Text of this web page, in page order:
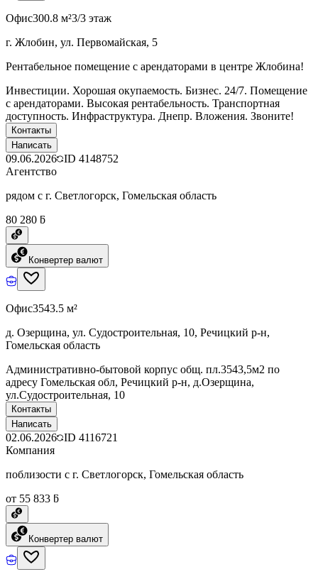
Офис300.8 м²3/3 этаж
г. Жлобин, ул. Первомайская, 5
Рентабельное помещение с арендаторами в центре Жлобина!
Инвестиции. Хорошая окупаемость. Бизнес. 24/7. Помещение
с арендаторами. Высокая рентабельность. Транспортная
доступность. Инфраструктура. Днепр. Вложения. Звоните!
Контакты
Написать
09.06.2026 ID 4148752
Агентство
рядом с г. Светлогорск, Гомельская область
80 280 ƃ
Конвертер валют
Офис3543.5 м²
д. Озерщина, ул. Судостроительная, 10, Речицкий р-н,
Гомельская область
Административно-бытовой корпус общ. пл.3543,5м2 по
адресу Гомельская обл, Речицкий р-н, д.Озерщина,
ул.Судостроительная, 10
Контакты
Написать
02.06.2026 ID 4116721
Компания
поблизости с г. Светлогорск, Гомельская область
от 55 833 ƃ
Конвертер валют